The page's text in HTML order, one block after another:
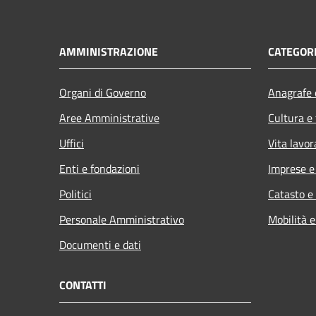
AMMINISTRAZIONE
Organi di Governo
Aree Amministrative
Uffici
Enti e fondazioni
Politici
Personale Amministrativo
Documenti e dati
Cultura
Vita
Imprese
Catasto
Mobilità
CONTATTI